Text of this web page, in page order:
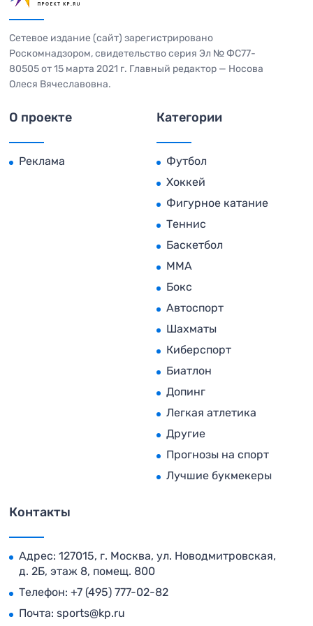
Сетевое издание (сайт) зарегистрировано
Роскомнадзором, свидетельство серия Эл № ФС77-
80505 от 15 марта 2021 г. Главный редактор — Носова
Олеся Вячеславовна.
О проекте
Реклама
Категории
Футбол
Хоккей
Фигурное катание
Теннис
Баскетбол
MMA
Бокс
Автоспорт
Шахматы
Киберспорт
Биатлон
Допинг
Легкая атлетика
Другие
Прогнозы на спорт
Лучшие букмекеры
Контакты
Адрес: 127015, г. Москва, ул. Новодмитровская,
д. 2Б, этаж 8, помещ. 800
Телефон: +7 (495) 777-02-82
Почта: sports@kp.ru